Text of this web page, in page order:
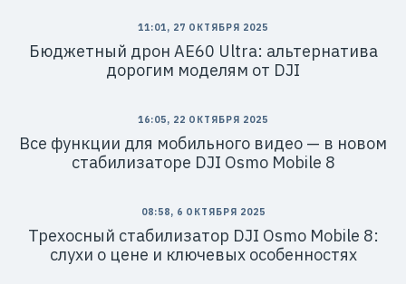
11:01, 27 ОКТЯБРЯ 2025
Бюджетный дрон AE60 Ultra: альтернатива
дорогим моделям от DJI
16:05, 22 ОКТЯБРЯ 2025
Все функции для мобильного видео — в новом
стабилизаторе DJI Osmo Mobile 8
08:58, 6 ОКТЯБРЯ 2025
Трехосный стабилизатор DJI Osmo Mobile 8:
слухи о цене и ключевых особенностях